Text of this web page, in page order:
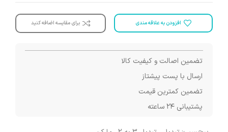
افزودن به علاقه مندی برای مقایسه اضافه کنید
تضمین اصالت و کیفیت کالا
ارسال با پست پیشتاز
تضمین کمترین قیمت
پشتیبانی ۲۴ ساعته